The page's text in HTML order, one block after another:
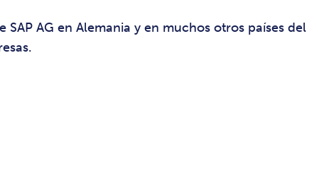
SAP AG en Alemania y en muchos otros países del